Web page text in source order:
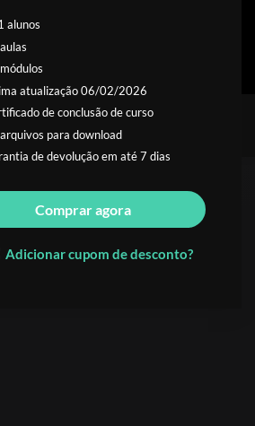
alunos
atualização 06/02/2026
de conclusão de curso
para download
de devolução em até 7 dias
Comprar agora
Adicionar cupom de desconto?